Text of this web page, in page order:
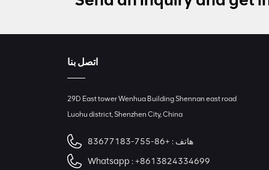
اتصل بنا
29D East tower Wenhua Building Shennan east road
Luohu district, Shenzhen City, China
هاتف : +86-755-83677183
Whatsapp :+8613824334699